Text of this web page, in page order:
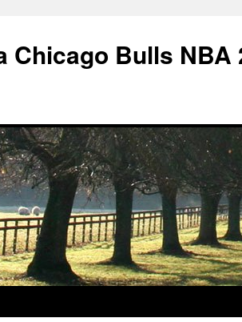
Chicago Bulls NBA